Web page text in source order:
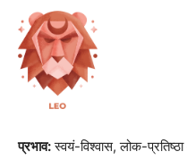
प्रभाव:स्वयं-विश्वास, लोक-